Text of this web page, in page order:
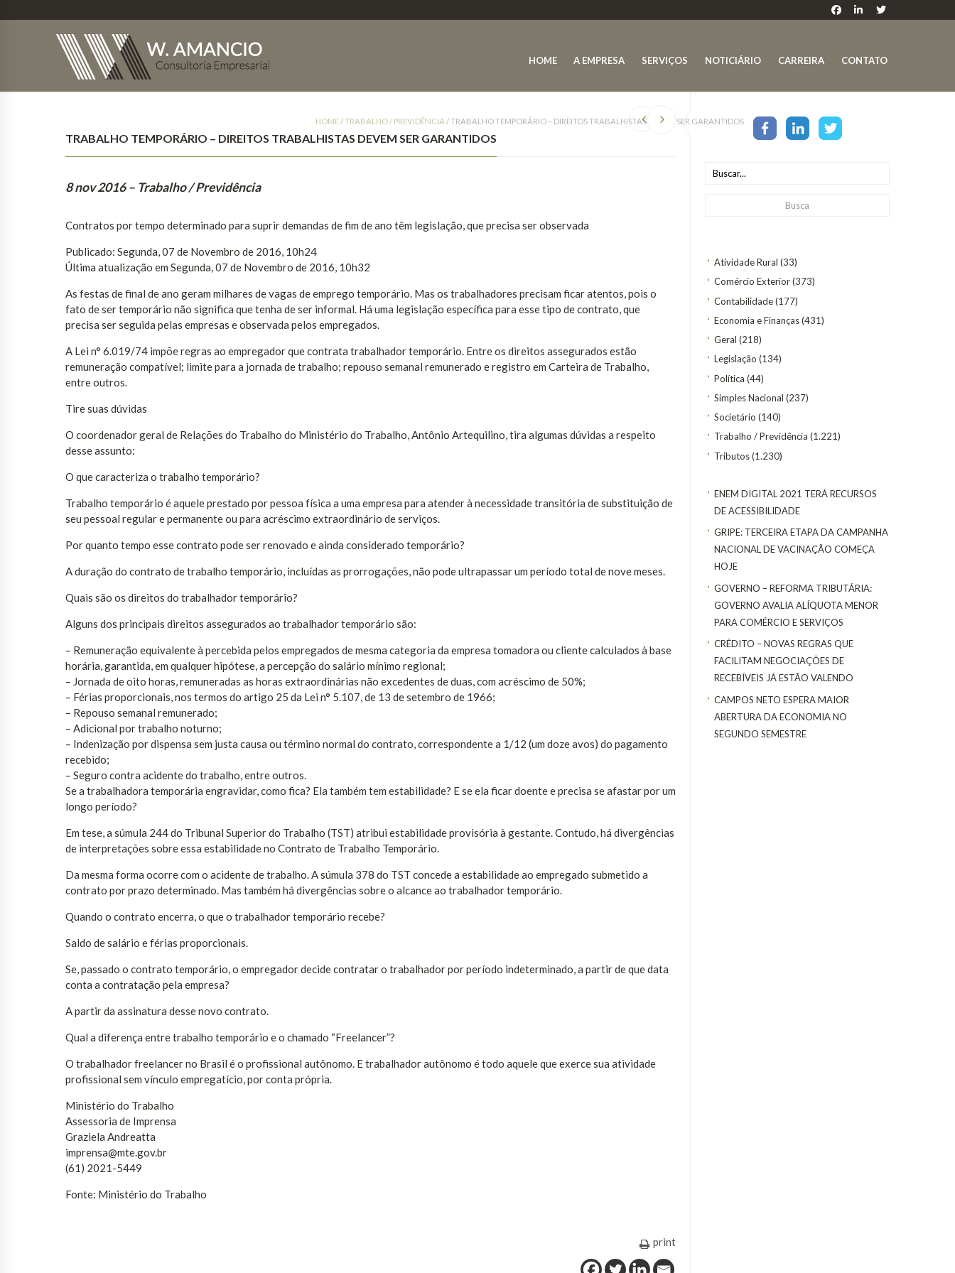
HOME A EMPRESA SERVIÇOS NOTICIÁRIO CARREIRA CONTATO
Atividade Rural (33)
Comércio Exterior(373)
Contabilidade(177)
Economia e Finanças(431)
Geral (218)
Legislação (134)
Política (44)
Simples Nacional (237)
Societário (140)
Trabalho / Previdência (1.221)
Tributos(1.230)
ENEM DIGITAL 2021 TERÁ RECURSOS
DE ACESSIBILIDADE
GRIPE: TERCEIRA ETAPA DA CAMPANHA
NACIONAL DE VACINAÇÃO COMEÇA
HOJE
GOVERNO – REFORMA TRIBUTÁRIA:
GOVERNO AVALIA ALÍQUOTA MENOR
PARA COMÉRCIO E SERVIÇOS
CRÉDITO – NOVAS REGRAS QUE
FACILITAM NEGOCIAÇÕES DE
RECEBÍVEIS JÁ ESTÃO VALENDO
CAMPOS NETO ESPERA MAIOR
ABERTURA DA ECONOMIA NO
SEGUNDO SEMESTRE
HOME/TRABALHO / PREVIDÊNCIA /TRABALHO TEMPORÁRIO – DIREITOS TRABALHISTAS DEVEM SER GARANTIDOS
TRABALHO TEMPORÁRIO – DIREITOS TRABALHISTAS DEVEM SER GARANTIDOS
8 nov 2016 – Trabalho / Previdência
Contratos por tempo determinado para suprir demandas de fim de ano têm legislação, que precisa ser observada
Publicado: Segunda, 07 de Novembro de 2016, 10h24
Última atualização em Segunda, 07 de Novembro de 2016, 10h32
As festas de final de ano geram milhares de vagas de emprego temporário. Mas os trabalhadores precisam ficar atentos, pois o
fato de ser temporário não significa que tenha de ser informal. Há uma legislação específica para esse tipo de contrato, que
precisa ser seguida pelas empresas e observada pelos empregados.
A Lei n° 6.019/74 impõe regras ao empregador que contrata trabalhador temporário. Entre os direitos assegurados estão
remuneração compatível; limite para a jornada de trabalho; repouso semanal remunerado e registro em Carteira de Trabalho,
entre outros.
Tire suas dúvidas
O coordenador geral de Relações do Trabalho do Ministério do Trabalho, Antônio Artequilino, tira algumas dúvidas a respeito
desse assunto:
O que caracteriza o trabalho temporário?
Trabalho temporário é aquele prestado por pessoa física a uma empresa para atender à necessidade transitória de substituição de
seu pessoal regular e permanente ou para acréscimo extraordinário de serviços.
Por quanto tempo esse contrato pode ser renovado e ainda considerado temporário?
A duração do contrato de trabalho temporário, incluídas as prorrogações, não pode ultrapassar um período total de nove meses.
Quais são os direitos do trabalhador temporário?
Alguns dos principais direitos assegurados ao trabalhador temporário são:
– Remuneração equivalente à percebida pelos empregados de mesma categoria da empresa tomadora ou cliente calculados à base
horária, garantida, em qualquer hipótese, a percepção do salário mínimo regional;
– Jornada de oito horas, remuneradas as horas extraordinárias não excedentes de duas, com acréscimo de 50%;
– Férias proporcionais, nos termos do artigo 25 da Lei n° 5.107, de 13 de setembro de 1966;
– Repouso semanal remunerado;
– Adicional por trabalho noturno;
– Indenização por dispensa sem justa causa ou término normal do contrato, correspondente a 1/12 (um doze avos) do pagamento
recebido;
– Seguro contra acidente do trabalho, entre outros.
Se a trabalhadora temporária engravidar, como fica? Ela também tem estabilidade? E se ela ficar doente e precisa se afastar por um
longo período?
Em tese, a súmula 244 do Tribunal Superior do Trabalho (TST) atribui estabilidade provisória à gestante. Contudo, há divergências
de interpretações sobre essa estabilidade no Contrato de Trabalho Temporário.
Da mesma forma ocorre com o acidente de trabalho. A súmula 378 do TST concede a estabilidade ao empregado submetido a
contrato por prazo determinado. Mas também há divergências sobre o alcance ao trabalhador temporário.
Quando o contrato encerra, o que o trabalhador temporário recebe?
Saldo de salário e férias proporcionais.
Se, passado o contrato temporário, o empregador decide contratar o trabalhador por período indeterminado, a partir de que data
conta a contratação pela empresa?
A partir da assinatura desse novo contrato.
Qual a diferença entre trabalho temporário e o chamado “Freelancer”?
O trabalhador freelancer no Brasil é o profissional autônomo. E trabalhador autônomo é todo aquele que exerce sua atividade
profissional sem vínculo empregatício, por conta própria.
Ministério do Trabalho
Assessoria de Imprensa
Graziela Andreatta
imprensa@mte.gov.br
(61) 2021-5449
Fonte: Ministério do Trabalho
print